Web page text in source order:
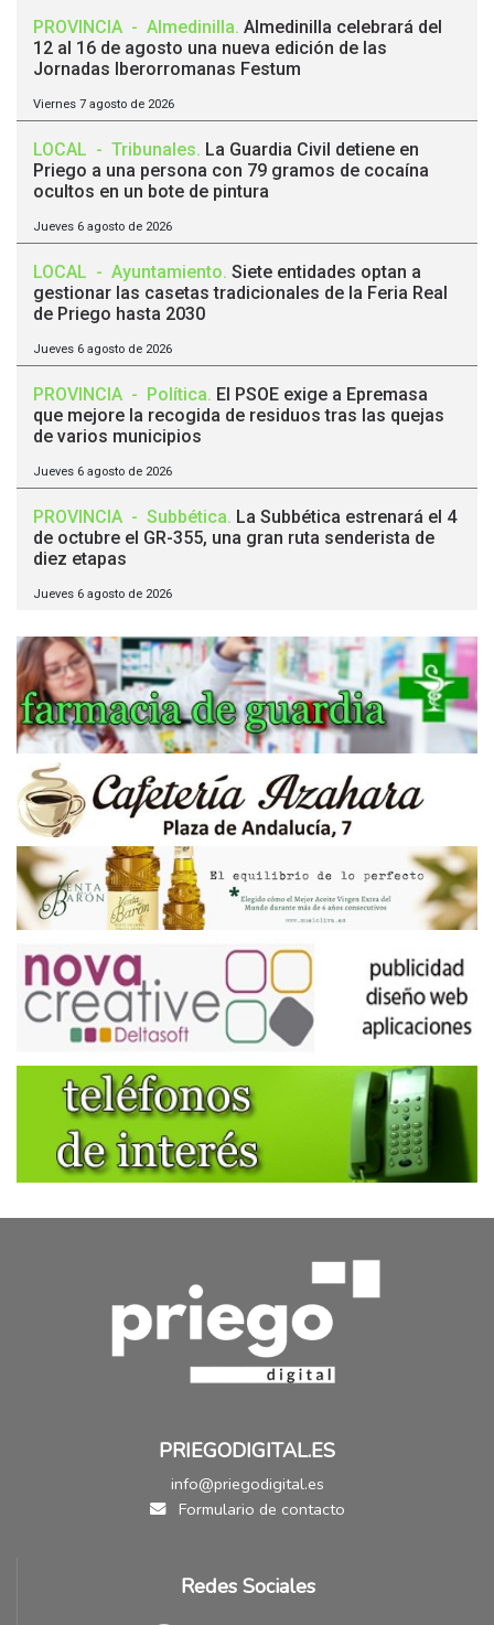
PROVINCIA - Almedinilla. Almedinilla celebrará del
12 al 16 de agosto una nueva edición de las
Jornadas Iberorromanas Festum
Viernes 7 agosto de 2026
LOCAL - Tribunales. La Guardia Civil detiene en
Priego a una persona con 79 gramos de cocaína
ocultos en un bote de pintura
Jueves 6 agosto de 2026
LOCAL - Ayuntamiento. Siete entidades optan a
gestionar las casetas tradicionales de la Feria Real
de Priego hasta 2030
Jueves 6 agosto de 2026
PROVINCIA - Política. El PSOE exige a Epremasa
que mejore la recogida de residuos tras las quejas
de varios municipios
Jueves 6 agosto de 2026
PROVINCIA - Subbética. La Subbética estrenará el 4
de octubre el GR-355, una gran ruta senderista de
diez etapas
Jueves 6 agosto de 2026
PRIEGODIGITAL.ES
info@priegodigital.es
Formulario de contacto
Redes Sociales